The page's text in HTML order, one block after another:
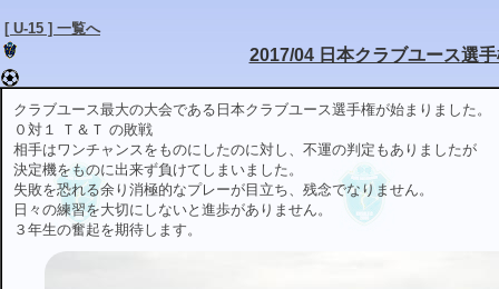
[ U-15 ] 一覧へ
2017/04 日本クラブユース選
クラブユース最大の大会である日本クラブユース選手権が始まりました。
０対１ Ｔ＆Ｔ の敗戦
相手はワンチャンスをものにしたのに対し、不運の判定もありましたが
決定機をものに出来ず負けてしまいました。
失敗を恐れる余り消極的なプレーが目立ち、残念でなりません。
日々の練習を大切にしないと進歩がありません。
３年生の奮起を期待します。